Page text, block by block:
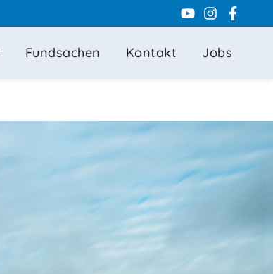
Youtube
f
Fundsachen Kontakt Jobs